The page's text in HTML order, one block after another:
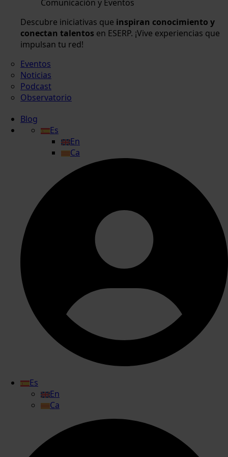
Comunicación y Eventos
Descubre iniciativas que inspiran conocimiento y
conectan talentos en ESERP. ¡Vive experiencias que
impulsan tu red!
Eventos
Noticias
Podcast
Observatorio
Blog
Es
En
Ca
Es
En
Ca